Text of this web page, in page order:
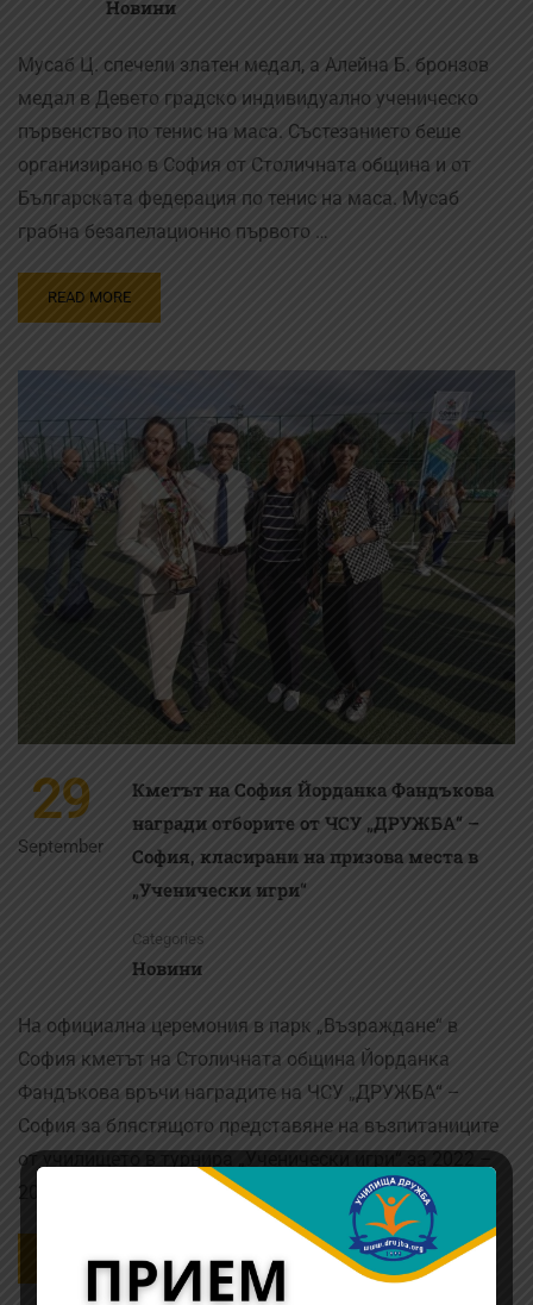
Новини
Мусаб Ц. спечели златен медал, а Алейна Б. бронзов
медал в Девето градско индивидуално ученическо
първенство по тенис на маса. Състезанието беше
организирано в София от Столичната община и от
Българската федерация по тенис на маса. Мусаб
грабна безапелационно първото …
READ MORE
29
September
Кметът на София Йорданка Фандъкова
награди отборите от ЧСУ „ДРУЖБА“ –
София, класирани на призова места в
„Ученически игри“
Categories
Новини
На официална церемония в парк „Възраждане“ в
София кметът на Столичната община Йорданка
Фандъкова връчи наградите на ЧСУ „ДРУЖБА“ –
София за блястящото представяне на възпитаниците
от училището в турнира „Ученически игри“ за 2022 –
2023 година. Момчетата от 8. …
READ MORE